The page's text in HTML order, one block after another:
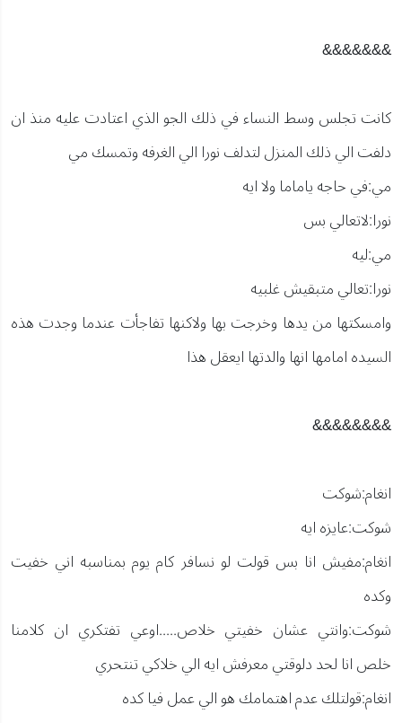
&&&&&&&
كانت تجلس وسط النساء في ذلك الجو الذي اعتادت عليه منذ ان
دلفت الي ذلك المنزل لتدلف نورا الي الغرفه وتمسك مي
مي:في حاجه ياماما ولا ايه
نورا:لاتعالي بس
مي:ليه
نورا:تعالي متبقيش غلبيه
وامسكتها من يدها وخرجت بها ولاكنها تفاجأت عندما وجدت هذه
السيده امامها انها والدتها ايعقل هذا
&&&&&&&&
انغام:شوكت
شوكت:عايزه ايه
انغام:مفيش انا بس قولت لو نسافر كام يوم بمناسبه اني خفيت
وكده
شوكت:وانتي عشان خفيتي خلاص.....اوعي تفتكري ان كلامنا
خلص انا لحد دلوقتي معرفش ايه الي خلاكي تنتحري
انغام:قولتلك عدم اهتمامك هو الي عمل فيا كده